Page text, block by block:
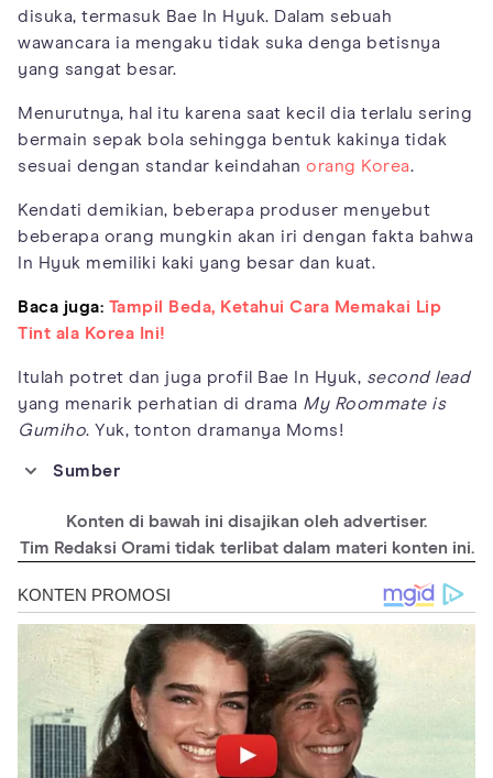
disuka, termasuk Bae In Hyuk. Dalam sebuah
wawancara ia mengaku tidak suka denga betisnya
yang sangat besar.
Menurutnya, hal itu karena saat kecil dia terlalu sering
bermain sepak bola sehingga bentuk kakinya tidak
sesuai dengan standar keindahan orang Korea.
Kendati demikian, beberapa produser menyebut
beberapa orang mungkin akan iri dengan fakta bahwa
In Hyuk memiliki kaki yang besar dan kuat.
Baca juga: Tampil Beda, Ketahui Cara Memakai Lip
Tint ala Korea Ini!
Itulah potret dan juga profil Bae In Hyuk, second lead
yang menarik perhatian di drama My Roommate is
Gumiho. Yuk, tonton dramanya Moms!
Sumber
rising-star-bae-inhyuk/
https://en.kepoper.com/actor-bae-inhyuk-profile-facts-and-tmi/
drama-sad-boy-bae-in-hyuk/
Konten di bawah ini disajikan oleh advertiser.
Tim Redaksi Orami tidak terlibat dalam materi konten ini.